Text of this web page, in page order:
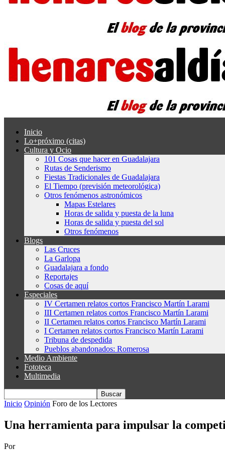
Inicio
Lo+próximo (citas)
Cultura y Ocio
101 Cosas que hacer en Guadalajara
Rutas de Senderismo
Fiestas Tradicionales de Guadalajara
El Tiempo (previsión meteorológica)
Otros fenómenos astronómicos
Mapas Estelares
Horas de salida y puesta de la luna
Horas de salida y puesta del sol
Otros fenómenos
Blogs
Las Cruces
La Garlopa
Guadalajara a fondo
Reportajes
Cosas de aquí
Especiales
IV Certamen relatos cortos Francisco Martín Larami
III Certamen relatos cortos Francisco Martín Larami
II Certamen relatos cortos Francisco Martín Larami
I Certamen relatos cortos Francisco Martín Larami
Tribuna de despedida
Pueblos abandonados: Romerosa
Medio Ambiente
Fototeca
Multimedia
Inicio Opinión Foro de los Lectores
Una herramienta para impulsar la
Por